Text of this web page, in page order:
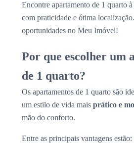
Encontre apartamento de 1 quarto
com praticidade e ótima
oportunidades no Meu Imóvel!
Por que escolher um
de 1 quarto?
Os apartamentos de 1 quarto são
um estilo de vida mais prático e
mão do conforto.
Entre as principais vantagens estão: